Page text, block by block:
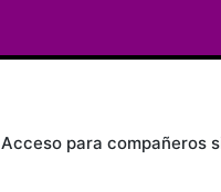
Acceso para compañeros